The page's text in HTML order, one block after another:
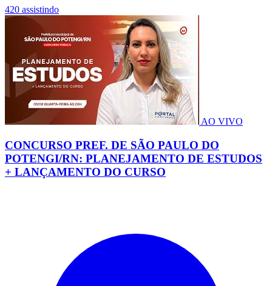
420 assistindo
AO VIVO
CONCURSO PREF. DE SÃO PAULO DO
POTENGI/RN: PLANEJAMENTO DE ESTUDOS
+ LANÇAMENTO DO CURSO